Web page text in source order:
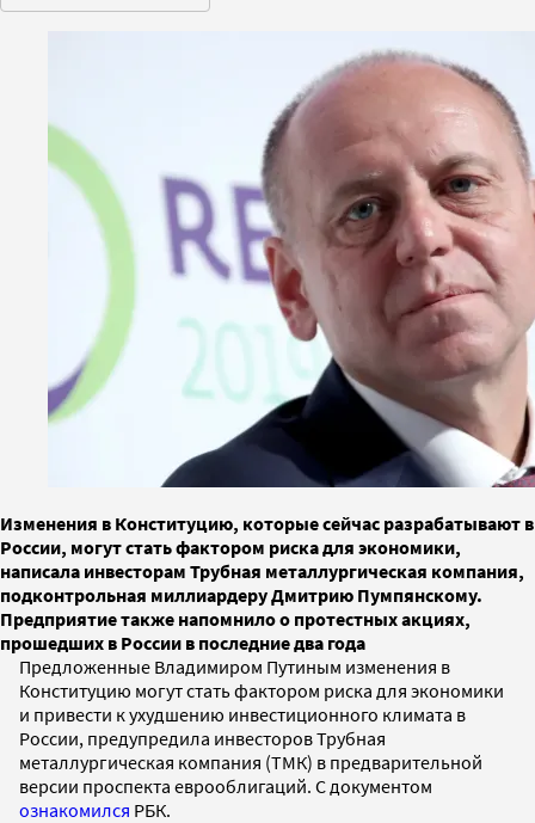
Изменения в Конституцию, которые сейчас разрабатывают в
России, могут стать фактором риска для экономики,
написала инвесторам Трубная металлургическая компания,
подконтрольная миллиардеру Дмитрию Пумпянскому.
Предприятие также напомнило о протестных акциях,
прошедших в России в последние два года
Предложенные Владимиром Путиным изменения в
Конституцию могут стать фактором риска для экономики
и привести к ухудшению инвестиционного климата в
России, предупредила инвесторов Трубная
металлургическая компания (ТМК) в предварительной
версии проспекта еврооблигаций. С документом
ознакомился РБК.